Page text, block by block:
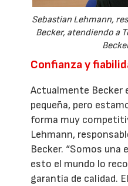
Sebastian Lehmann,
Becker, atendiendo a
Confianza y
Actualmente Becker
pequeña, pero
forma muy
Lehmann,
Becker. “Somos una
esto el mundo lo
garantía de calidad.